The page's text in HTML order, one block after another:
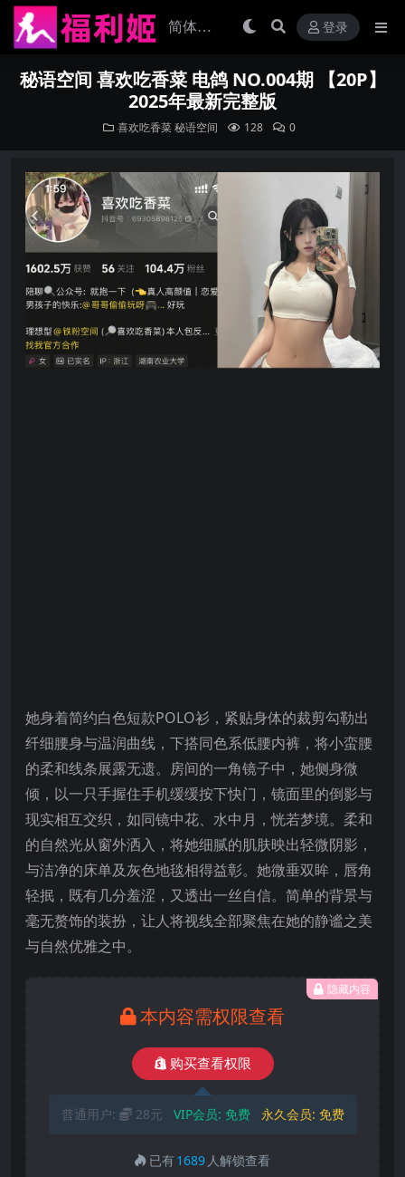
登录
秘语空间 喜欢吃香菜 电鸽 NO.004期 【20P】
2025年最新完整版
喜欢吃香菜 秘语空间 128 0
她身着简约白色短款POLO衫，紧贴身体的裁剪勾勒出
纤细腰身与温润曲线，下搭同色系低腰内裤，将小蛮腰
的柔和线条展露无遗。房间的一角镜子中，她侧身微
倾，以一只手握住手机缓缓按下快门，镜面里的倒影与
现实相互交织，如同镜中花、水中月，恍若梦境。柔和
的自然光从窗外洒入，将她细腻的肌肤映出轻微阴影，
与洁净的床单及灰色地毯相得益彰。她微垂双眸，唇角
轻抿，既有几分羞涩，又透出一丝自信。简单的背景与
毫无赘饰的装扮，让人将视线全部聚焦在她的静谧之美
与自然优雅之中。
隐藏内容
本内容需权限查看
购买查看权限
普通用户: 28元 VIP会员: 免费 永久会员: 免费
已有1689 人解锁查看